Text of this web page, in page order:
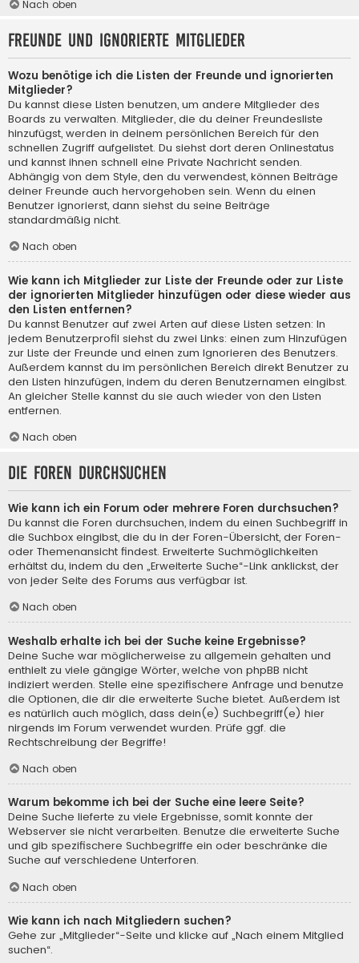
Nach oben
Freunde und ignorierte Mitglieder
Wozu benötige ich die Listen der Freunde und ignorierten
Mitglieder?
Du kannst diese Listen benutzen, um andere Mitglieder des
Boards zu verwalten. Mitglieder, die du deiner Freundesliste
hinzufügst, werden in deinem persönlichen Bereich für den
schnellen Zugriff aufgelistet. Du siehst dort deren Onlinestatus
und kannst ihnen schnell eine Private Nachricht senden.
Abhängig von dem Style, den du verwendest, können Beiträge
deiner Freunde auch hervorgehoben sein. Wenn du einen
Benutzer ignorierst, dann siehst du seine Beiträge
standardmäßig nicht.
Nach oben
Wie kann ich Mitglieder zur Liste der Freunde oder zur Liste
der ignorierten Mitglieder hinzufügen oder diese wieder aus
den Listen entfernen?
Du kannst Benutzer auf zwei Arten auf diese Listen setzen: In
jedem Benutzerprofil siehst du zwei Links: einen zum Hinzufügen
zur Liste der Freunde und einen zum Ignorieren des Benutzers.
Außerdem kannst du im persönlichen Bereich direkt Benutzer zu
den Listen hinzufügen, indem du deren Benutzernamen eingibst.
An gleicher Stelle kannst du sie auch wieder von den Listen
entfernen.
Nach oben
Die Foren durchsuchen
Wie kann ich ein Forum oder mehrere Foren durchsuchen?
Du kannst die Foren durchsuchen, indem du einen Suchbegriff in
die Suchbox eingibst, die du in der Foren-Übersicht, der Foren-
oder Themenansicht findest. Erweiterte Suchmöglichkeiten
erhältst du, indem du den „Erweiterte Suche“-Link anklickst, der
von jeder Seite des Forums aus verfügbar ist.
Nach oben
Weshalb erhalte ich bei der Suche keine Ergebnisse?
Deine Suche war möglicherweise zu allgemein gehalten und
enthielt zu viele gängige Wörter, welche von phpBB nicht
indiziert werden. Stelle eine spezifischere Anfrage und benutze
die Optionen, die dir die erweiterte Suche bietet. Außerdem ist
es natürlich auch möglich, dass dein(e) Suchbegriff(e) hier
nirgends im Forum verwendet wurden. Prüfe ggf. die
Rechtschreibung der Begriffe!
Nach oben
Warum bekomme ich bei der Suche eine leere Seite?
Deine Suche lieferte zu viele Ergebnisse, somit konnte der
Webserver sie nicht verarbeiten. Benutze die erweiterte Suche
und gib spezifischere Suchbegriffe ein oder beschränke die
Suche auf verschiedene Unterforen.
Nach oben
Wie kann ich nach Mitgliedern suchen?
Gehe zur „Mitglieder“-Seite und klicke auf „Nach einem Mitglied
suchen“.